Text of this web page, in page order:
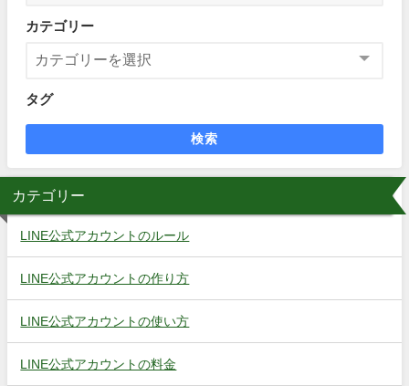
カテゴリー
タグ
検索
カテゴリー
LINE公式アカウントのルール
LINE公式アカウントの作り方
LINE公式アカウントの使い方
LINE公式アカウントの料金